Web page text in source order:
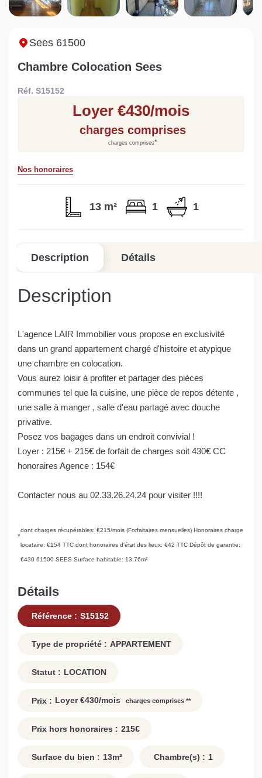
Sarthe pour booster sa
vente
quelles sont les
conséquences ?
Estimez votre bien en ligne.
en quelques clics.
Estimer mon bien maintenant
Sees 61500
Chambre Colocation Sees
Réf. S15152
Loyer €430/mois
charges comprises
charges comprises*
Nos honoraires
13 m² 1 1
Description Détails
Description
L'agence LAIR Immobilier vous propose en exclusivité
dans un grand appartement chargé d'histoire et atypique
une chambre en colocation.
Vous aurez loisir à profiter et partager des pièces
communes tel que la cuisine, une pièce de repos détente ,
une salle à manger , salle d'eau partagé avec douche
privative.
Posez vos bagages dans un endroit convivial !
Loyer : 215€ + 215€ de forfait de charges soit 430€ CC
honoraires Agence : 154€
Contacter nous au 02.33.26.24.24 pour visiter !!!!
*
dont charges récupérables: €215/mois (Forfaitaires mensuelles) Honoraires charge
locataire: €154 TTC dont honoraires d'état des lieux: €42 TTC Dépôt de garantie:
€430 61500 SEES Surface habitable: 13.76m²
Détails
Référence : S15152
Type de propriété : APPARTEMENT
Statut : LOCATION
Prix : Loyer €430/mois charges comprises **
Prix hors honoraires : 215€
Surface du bien : 13m² Chambre(s) : 1